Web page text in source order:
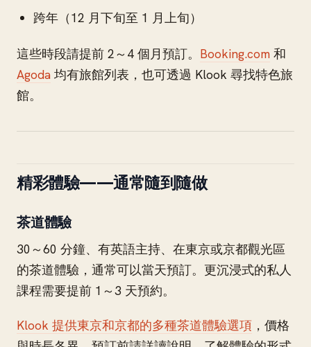
跨年（12 月下旬至 1 月上旬）
這些時段請提前 2～4 個月預訂。 Booking.com 和
Agoda 均有旅館列表，也可透過 Klook 尋找特色旅
館。
精彩體驗——通常隨到隨做
茶道體驗
30～60 分鐘、有英語主持、在東京或京都觀光區
的茶道體驗，通常可以當天預訂。更沉浸式的私人
課程需要提前 1～3 天預約。
Klook 提供東京和京都的多種茶道體驗選項 ，價格